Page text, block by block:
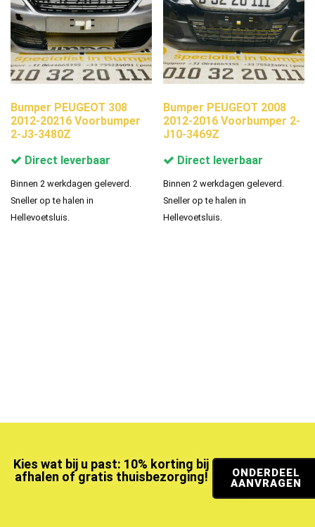
Bumper PEUGEOT 308
2012-20216 Voorbumper
2-J3-3480Z
Direct leverbaar
Binnen 2 werkdagen geleverd.
Sneller op te halen in
Hellevoetsluis.
Bumper PEUGEOT 2008
2012-2016 Voorbumper 2-
J10-3469Z
Direct leverbaar
Binnen 2 werkdagen geleverd.
Sneller op te halen in
Hellevoetsluis.
Kies wat bij u past: 10% korting bij
afhalen of gratis thuisbezorging!
ONDERDEEL
AANVRAGEN